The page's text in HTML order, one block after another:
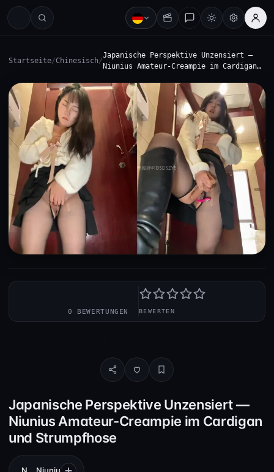
Startseite/Chinesisch/
Japanische Perspektive Unzensiert —
Niunius Amateur-Creampie im Cardigan…
0 BEWERTUNGEN BEWERTEN
Japanische Perspektive Unzensiert —
Niunius Amateur-Creampie im Cardigan
und Strumpfhose